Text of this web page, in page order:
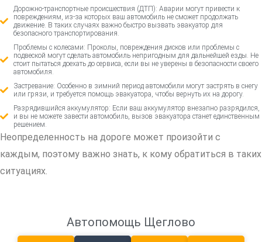
Дорожно-транспортные происшествия (ДТП): Аварии могут привести к
повреждениям, из-за которых ваш автомобиль не сможет продолжать
движение. В таких случаях важно быстро вызвать эвакуатор для
безопасного транспортирования.
Проблемы с колесами: Проколы, повреждения дисков или проблемы с
подвеской могут сделать автомобиль непригодным для дальнейшей езды. Не
стоит пытаться доехать до сервиса, если вы не уверены в безопасности своего
автомобиля.
Застревание: Особенно в зимний период автомобили могут застрять в снегу
или грязи, и требуется помощь эвакуатора, чтобы вернуть их на дорогу.
Разрядившийся аккумулятор: Если ваш аккумулятор внезапно разрядился,
и вы не можете завести автомобиль, вызов эвакуатора станет единственным
решением.
Неопределенность на дороге может произойти с
каждым, поэтому важно знать, к кому обратиться в таких
ситуациях.
Автопомощь Щеглово